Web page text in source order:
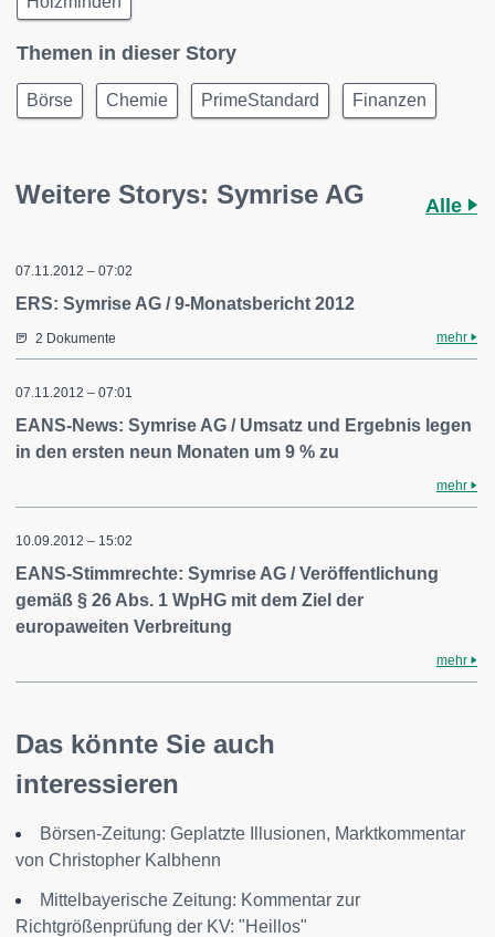
Themen in dieser Story
Börse Chemie PrimeStandard Finanzen
Weitere Storys: Symrise AG Alle
07.11.2012 – 07:02
ERS: Symrise AG / 9-Monatsbericht 2012
2 Dokumente mehr
07.11.2012 – 07:01
EANS-News: Symrise AG / Umsatz und Ergebnis legen
in den ersten neun Monaten um 9 % zu
mehr
10.09.2012 – 15:02
EANS-Stimmrechte: Symrise AG / Veröffentlichung
gemäß § 26 Abs. 1 WpHG mit dem Ziel der
europaweiten Verbreitung
mehr
Das könnte Sie auch
interessieren
Börsen-Zeitung: Geplatzte Illusionen, Marktkommentar
von Christopher Kalbhenn
Mittelbayerische Zeitung: Kommentar zur
Richtgrößenprüfung der KV: "Heillos"